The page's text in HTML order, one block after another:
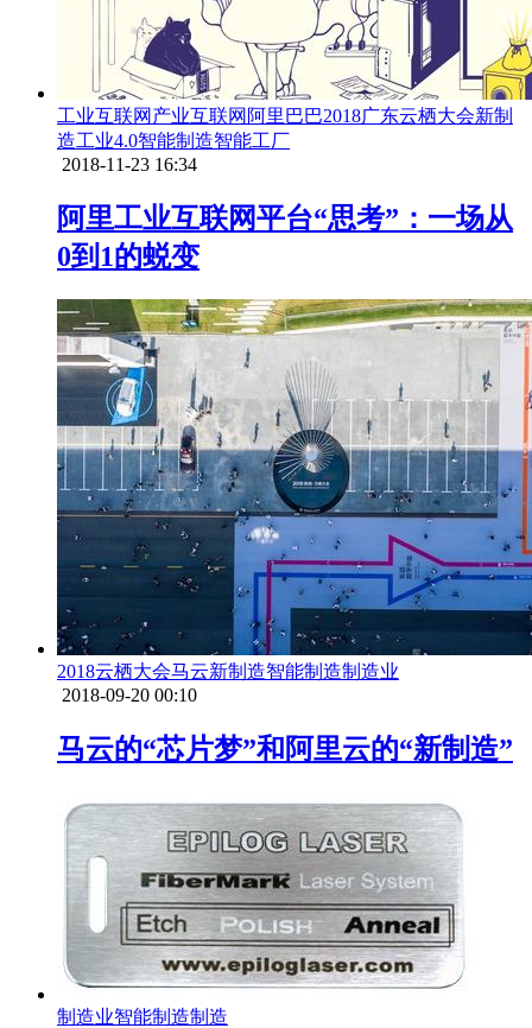
工业互联网 产业互联网 阿里巴巴2018广东云栖大会新制
造工业4.0智能制造智能工厂
2018-11-23 16:34
阿里工业互联网平台“思考”：一场从
0到1的蜕变
2018云栖大会马云新制造智能制造制造业
2018-09-20 00:10
马云的“芯片梦”和阿里云的“新制造”
制造业智能制造制造